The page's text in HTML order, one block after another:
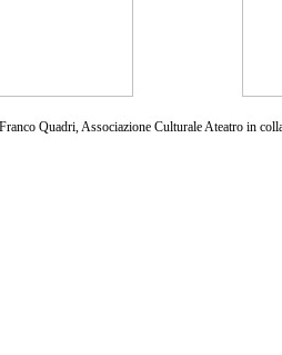
Quadri, Associazione Culturale Ateatro in